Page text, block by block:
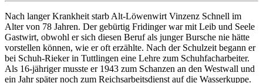
Nach langer Krankheit starb Alt-Löwenwirt Vinzenz Schnell im
Alter von 78 Jahren. Der gebürtig Fridinger war mit Leib und Seele
Gastwirt, obwohl er sich diesen Beruf als junger Bursche nie hätte
vorstellen können, wie er oft erzählte. Nach der Schulzeit begann er
bei Schuh-Rieker in Tuttlingen eine Lehre zum Schuhfacharbeiter.
Als 16-jähriger musste er 1943 zum Schanzen an den Westwall und
ein Jahr später noch zum Reichsarbeitsdienst auf die Wasserkuppe.